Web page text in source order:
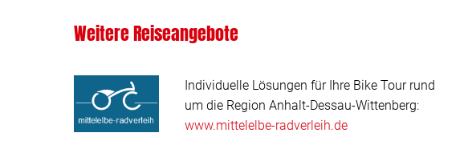
Weitere Reiseangebote
Individuelle Lösungen für Ihre Bike Tour rund
um die Region Anhalt-Dessau-Wittenberg:
www.mittelelbe-radverleih.de